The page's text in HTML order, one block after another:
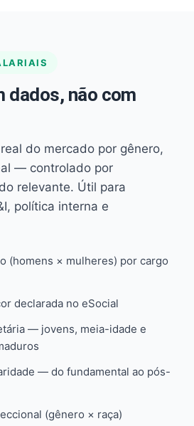
dados, não com
do mercado por gênero,
— controlado por
relevante. Útil para
política interna e
(homens × mulheres) por cargo
declarada no eSocial
— jovens, meia-idade e
— do fundamental ao pós-
(gênero × raça)